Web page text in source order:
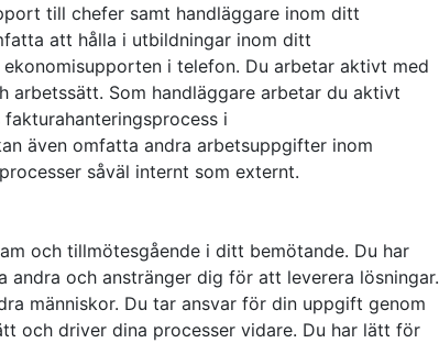
till chefer samt handläggare inom ditt
att hålla i utbildningar inom ditt
i telefon. Du arbetar aktivt med
arbetssätt. Som handläggare arbetar du aktivt
i
även omfatta andra arbetsuppgifter inom
såväl internt som externt.
och tillmötesgående i ditt bemötande. Du har
andra och anstränger dig för att leverera lösningar.
människor. Du tar ansvar för din uppgift genom
och driver dina processer vidare. Du har lätt för